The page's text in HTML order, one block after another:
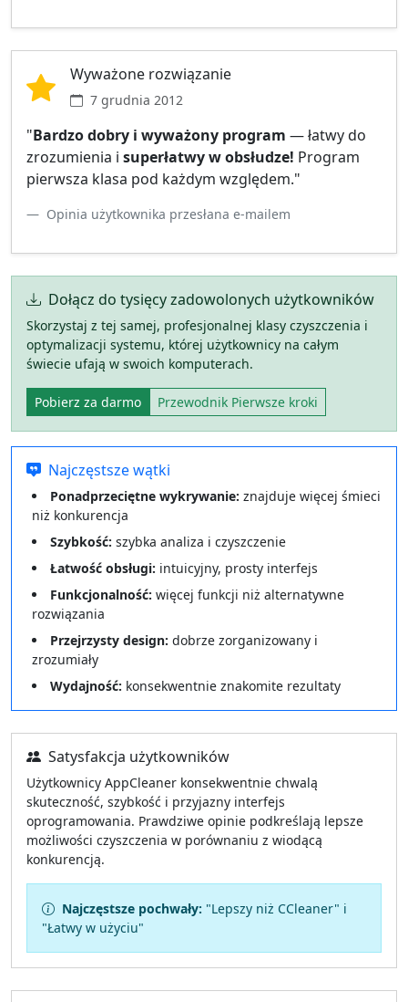
Wyważone rozwiązanie
7 grudnia 2012
"Bardzo dobry i wyważony program — łatwy do
zrozumienia i superłatwy w obsłudze! Program
pierwsza klasa pod każdym względem."
Opinia użytkownika przesłana e‑mailem
Dołącz do tysięcy zadowolonych użytkowników
Skorzystaj z tej samej, profesjonalnej klasy czyszczenia i
optymalizacji systemu, której użytkownicy na całym
świecie ufają w swoich komputerach.
Pobierz za darmo Przewodnik Pierwsze kroki
Najczęstsze wątki
Ponadprzeciętne wykrywanie: znajduje więcej śmieci
niż konkurencja
Szybkość: szybka analiza i czyszczenie
Łatwość obsługi: intuicyjny, prosty interfejs
Funkcjonalność: więcej funkcji niż alternatywne
rozwiązania
Przejrzysty design: dobrze zorganizowany i
zrozumiały
Wydajność: konsekwentnie znakomite rezultaty
Satysfakcja użytkowników
Użytkownicy AppCleaner konsekwentnie chwalą
skuteczność, szybkość i przyjazny interfejs
oprogramowania. Prawdziwe opinie podkreślają lepsze
możliwości czyszczenia w porównaniu z wiodącą
konkurencją.
Najczęstsze pochwały: "Lepszy niż CCleaner" i
"Łatwy w użyciu"